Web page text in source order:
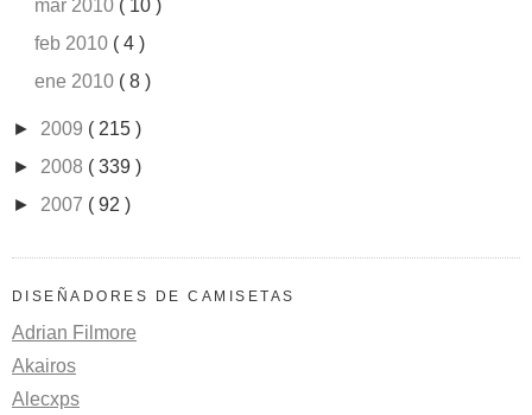
mar 2010 ( 10 )
feb 2010 ( 4 )
ene 2010 ( 8 )
► 2009 ( 215 )
► 2008 ( 339 )
► 2007 ( 92 )
DISEÑADORES DE CAMISETAS
Adrian Filmore
Akairos
Alecxps